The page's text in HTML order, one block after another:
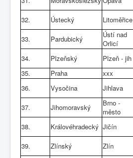
32.
Ústecký Litoměřice
33.
Pardubický
Ústí nad
Orlicí
34.
Plzeňský Plzeň - jih
35.
Praha xxx
36.
Vysočina Jihlava
37.
Jihomoravský
Brno -
město
38.
Královéhradecký Jičín
39.
Zlínský Zlín